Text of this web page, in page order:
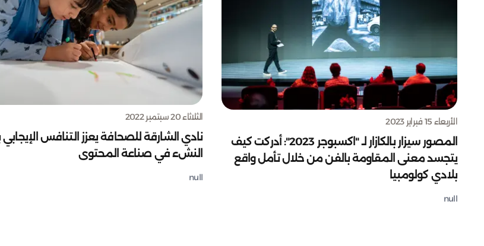
الأربعاء 15 فبراير 2023
المصور سيزار بالكازار لـ "اكسبوجر 2023": أدركت كيف
يتجسد معنى المقاومة بالفن من خلال تأمل واقع
بلادي كولومبيا
null
الثلاثاء 20 سبتمبر 2022
نادي الشارقة للصحافة يعزز التنافس
النشء في صناعة المحتوى
null